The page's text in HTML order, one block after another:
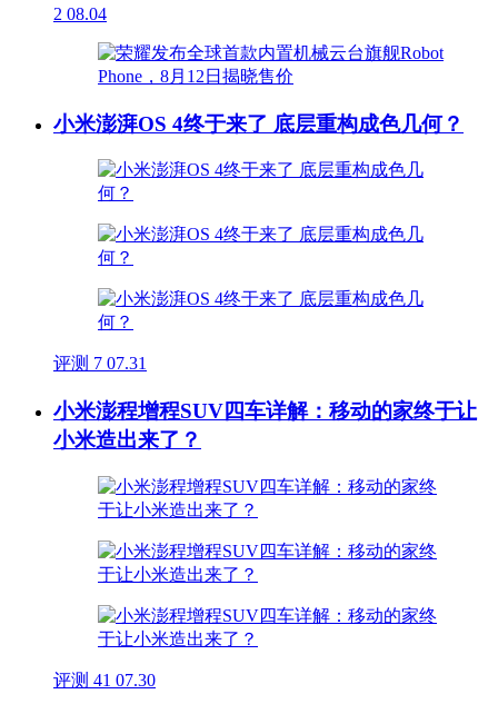
2 08.04
小米澎湃OS 4终于来了 底层重构成色几何？
评测 7 07.31
小米澎程增程SUV四车详解：移动的家终于让
小米造出来了？
评测 41 07.30